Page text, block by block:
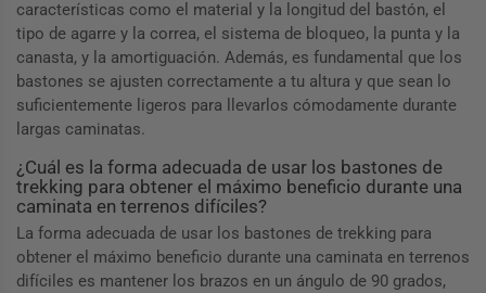
características como el material y la longitud del bastón, el
tipo de agarre y la correa, el sistema de bloqueo, la punta y la
canasta, y la amortiguación. Además, es fundamental que los
bastones se ajusten correctamente a tu altura y que sean lo
suficientemente ligeros para llevarlos cómodamente durante
largas caminatas.
¿Cuál es la forma adecuada de usar los bastones de
trekking para obtener el máximo beneficio durante una
caminata en terrenos difíciles?
La forma adecuada de usar los bastones de trekking para
obtener el máximo beneficio durante una caminata en terrenos
difíciles es mantener los brazos en un ángulo de 90 grados,